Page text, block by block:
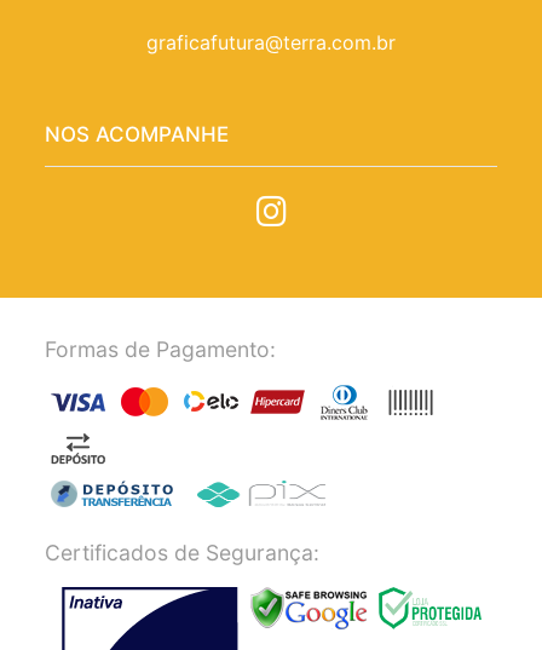
graficafutura@terra.com.br
NOS ACOMPANHE
Formas de Pagamento:
Certificados de Segurança: